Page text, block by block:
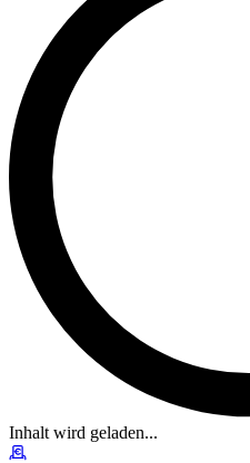
Inhalt wird geladen...